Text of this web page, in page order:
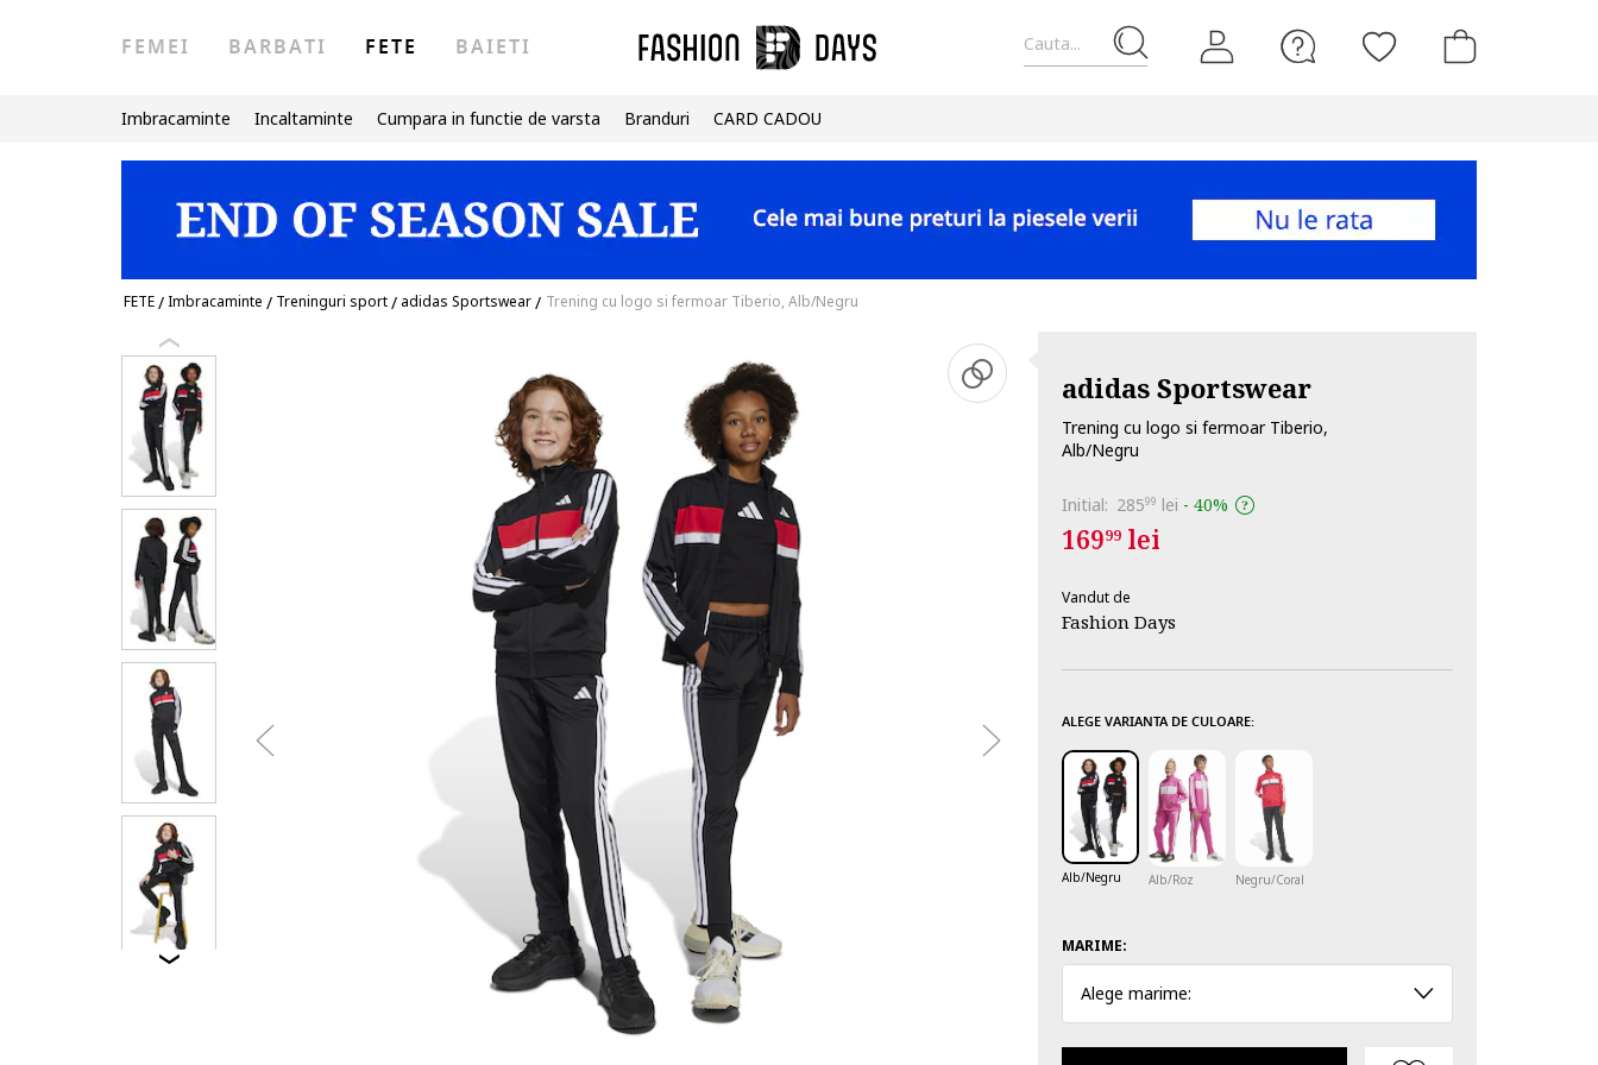
Cauta...
FEMEI BARBATI FETE BAIETI
Imbracaminte Incaltaminte Cumpara in functie de varsta Branduri CARD CADOU
FETE/Imbracaminte / Treninguri sport/ adidas Sportswear/ Trening cu logo si fermoar Tiberio, Alb/Negru
adidas Sportswear
Trening cu logo si fermoar Tiberio,
Alb/Negru
Initial: 28599 lei - 40%
16999lei
Vandut de
Fashion Days
ALEGE VARIANTA DE CULOARE:
Alb/Negru Alb/Roz Negru/Coral
MARIME:
Alege marime: